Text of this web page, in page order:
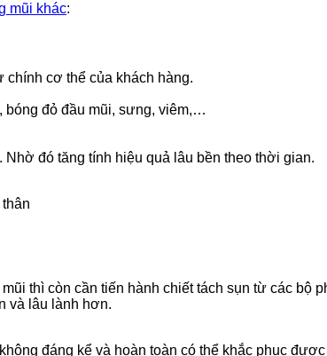
mũi khác:
cơ thể của khách hàng.
bóng đỏ đầu mũi, sưng, viêm,…
đó tăng tính hiệu quả lâu bền theo thời gian.
thì còn cần tiến hành chiết tách sụn từ các bộ
và lâu lành hơn.
đáng kể và hoàn toàn có thể khắc phục